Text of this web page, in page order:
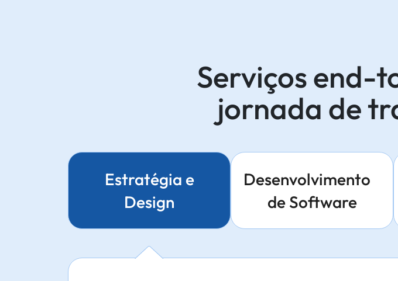
Serviços end-
jornada de
Estratégia e
Design
Desenvolvimento
de Software